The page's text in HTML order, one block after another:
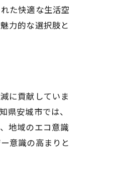
た快適な生活空
力的な選択肢と
に貢献していま
安城市では、
地域のエコ意識
意識の高まりと